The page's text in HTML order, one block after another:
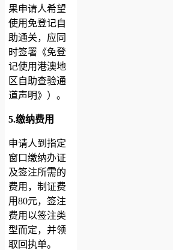
果申请人希望
使用免登记自
助通关，应同
时签署《免登
记使用港澳地
区自助查验通
道声明》）。
5.缴纳费用
申请人到指定
窗口缴纳办证
及签注所需的
费用，制证费
用80元，签注
费用以签注类
型而定，并领
取回执单。